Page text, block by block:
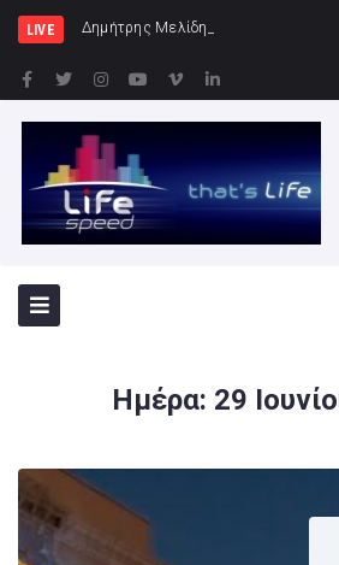
LIVE Δημήτρης Μελίδης: «Ο ΣΥΡΙΖΑ-ΠΣ
Ημέρα: 29